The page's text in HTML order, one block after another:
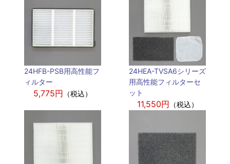
24HFB-PSB用高性能フ
ィルター
5,775円 （税込）
24HEA-TVSA6シリーズ
用高性能フィルターセ
ット
11,550円 （税込）